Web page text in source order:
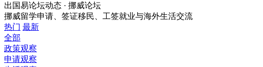
出国易论坛动态 · 挪威论坛
挪威留学申请、签证移民、工签就业与海外生活交流
热门 最新
全部
政策观察
申请观察